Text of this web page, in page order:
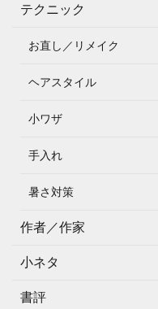
テクニック
お直し／リメイク
ヘアスタイル
小ワザ
手入れ
暑さ対策
作者／作家
小ネタ
書評